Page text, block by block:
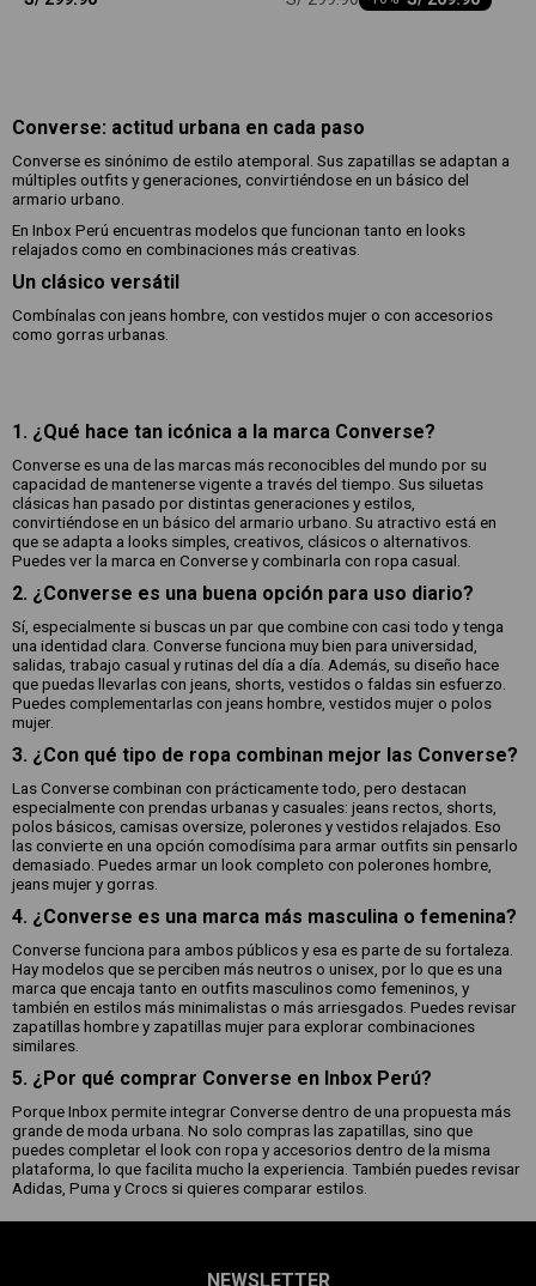
Converse: actitud urbana en cada paso
Converse es sinónimo de estilo atemporal. Sus zapatillas se adaptan a
múltiples outfits y generaciones, convirtiéndose en un básico del
armario urbano.
En Inbox Perú encuentras modelos que funcionan tanto en looks
relajados como en combinaciones más creativas.
Un clásico versátil
Combínalas con jeans hombre, con vestidos mujer o con accesorios
como gorras urbanas.
1. ¿Qué hace tan icónica a la marca Converse?
Converse es una de las marcas más reconocibles del mundo por su
capacidad de mantenerse vigente a través del tiempo. Sus siluetas
clásicas han pasado por distintas generaciones y estilos,
convirtiéndose en un básico del armario urbano. Su atractivo está en
que se adapta a looks simples, creativos, clásicos o alternativos.
Puedes ver la marca en Converse y combinarla con ropa casual.
2. ¿Converse es una buena opción para uso diario?
Sí, especialmente si buscas un par que combine con casi todo y tenga
una identidad clara. Converse funciona muy bien para universidad,
salidas, trabajo casual y rutinas del día a día. Además, su diseño hace
que puedas llevarlas con jeans, shorts, vestidos o faldas sin esfuerzo.
Puedes complementarlas con jeans hombre, vestidos mujer o polos
mujer.
3. ¿Con qué tipo de ropa combinan mejor las Converse?
Las Converse combinan con prácticamente todo, pero destacan
especialmente con prendas urbanas y casuales: jeans rectos, shorts,
polos básicos, camisas oversize, polerones y vestidos relajados. Eso
las convierte en una opción comodísima para armar outfits sin pensarlo
demasiado. Puedes armar un look completo con polerones hombre,
jeans mujer y gorras.
4. ¿Converse es una marca más masculina o femenina?
Converse funciona para ambos públicos y esa es parte de su fortaleza.
Hay modelos que se perciben más neutros o unisex, por lo que es una
marca que encaja tanto en outfits masculinos como femeninos, y
también en estilos más minimalistas o más arriesgados. Puedes revisar
zapatillas hombre y zapatillas mujer para explorar combinaciones
similares.
5. ¿Por qué comprar Converse en Inbox Perú?
Porque Inbox permite integrar Converse dentro de una propuesta más
grande de moda urbana. No solo compras las zapatillas, sino que
puedes completar el look con ropa y accesorios dentro de la misma
plataforma, lo que facilita mucho la experiencia. También puedes revisar
Adidas, Puma y Crocs si quieres comparar estilos.
NEWSLETTER